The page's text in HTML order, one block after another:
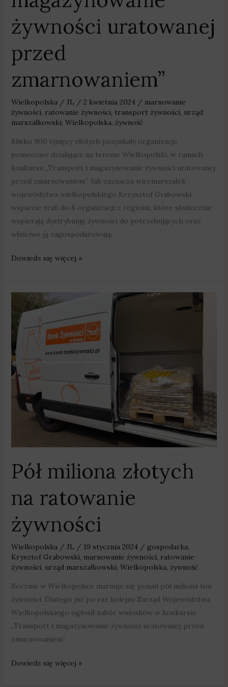
żywności uratowanej
przed
zmarnowaniem”
Wielkopolska / JL / 2 kwietnia 2024 / marnowanie
żywności ratowanie żywności transport żywności urząd
marszałkowski Wielkopolska żywność
Blisko 900 tysięcy złotych pozyskały organizacje
pomocowe działające na terenie Wielkopolski, w ramach
konkursu „Transport i magazynowanie żywności uratowanej
przed zmarnowaniem”. Jak zaznacza wicemarszałek
województwa wielkopolskiego Krzysztof Grabowski
wsparcie trafi do 8 organizacji z regionu, które skutecznie
wspierają dystrybuuję żywności do potrzebujących oraz
właściwe ją zagospodarowują:
Dowiedz się więcej »
Pół miliona złotych
na ratowanie
żywności
Wielkopolska/ JL / 19 stycznia 2024 / gospodarka,
Krysztof Grabowski, marnowanie żywności, ratowanie
żywności, urząd marszałkowski, Wielkopolska, żywność
Rocznie w Wielkopolsce marnuje się ponad pół miliona ton
żywności. Dlatego już po raz kolejny Zarząd Województwa
Wielkopolskiego ogłosił nabór wniosków w konkursie
„Transport i magazynowanie żywności uratowanej przed
zmarnowaniem”.
miliona
złotych
na
ratowanie
żywności
Dowiedz się więcej »